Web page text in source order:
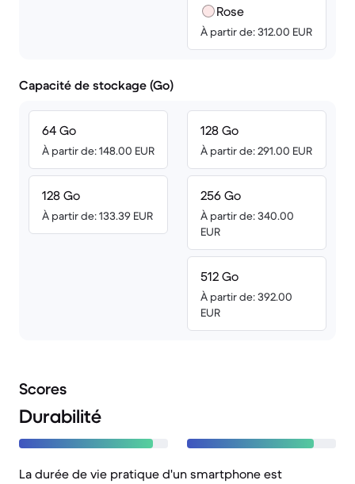
Rose
À partir de: 312.00 EUR
Capacité de stockage (Go)
64 Go
À partir de: 148.00 EUR
128 Go
À partir de: 133.39 EUR
128 Go
À partir de: 291.00 EUR
256 Go
À partir de: 340.00
EUR
512 Go
À partir de: 392.00
EUR
Scores
Durabilité
La durée de vie pratique d'un smartphone est